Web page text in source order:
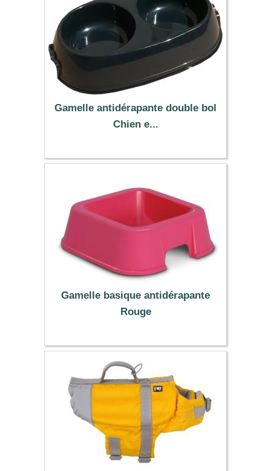
Gamelle antidérapante double bol
Chien e...
2.99 €
Gamelle basique antidérapante
Rouge
1.99 €